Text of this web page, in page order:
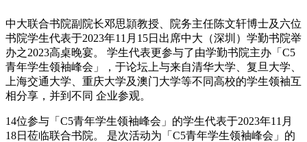
中大联合书院副院长邓思頴教授、院务主任陈文轩博士及六位
书院学生代表于2023年11月15日出席中大（深圳）学勤书院举
办之2023高桌晚宴。 学生代表更参与了由学勤书院主办「C5
青年学生领袖峰会」，于论坛上与来自清华大学、复旦大学、
上海交通大学、重庆大学及澳门大学等不同高校的学生领袖互
相分享，并到不同 企业参观。
14位参与「C5青年学生领袖峰会」的学生代表于2023年11月
18日莅临联合书院。 是次活动为「C5青年学生领袖峰会」的